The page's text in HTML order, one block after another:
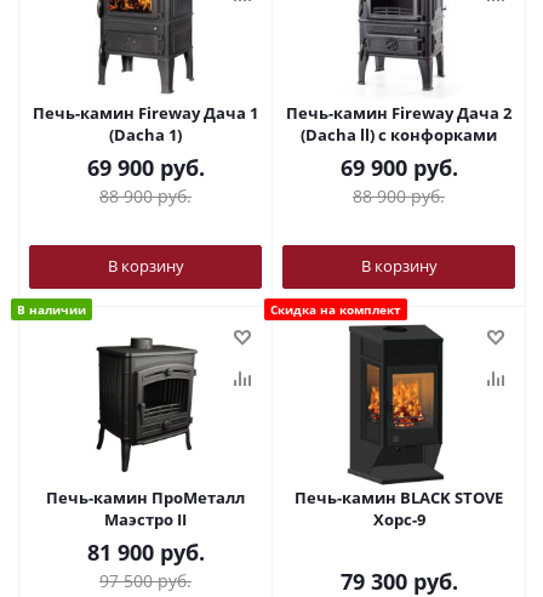
Печь-камин Fireway Дача 1
(Dacha 1)
69 900руб.
88 900руб.
В корзину
Печь-камин Fireway Дача 2
(Dacha ll) c конфорками
69 900руб.
88 900руб.
В корзину
В наличии
Печь-камин ПроМеталл
Маэстро II
81 900руб.
97 500руб.
Скидка на комплект
Печь-камин BLACK STOVE
Хорс-9
79 300руб.